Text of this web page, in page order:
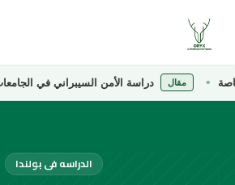
مقال دراسة الأمن السيبراني في الجامعات
الدراسه فى بولندا